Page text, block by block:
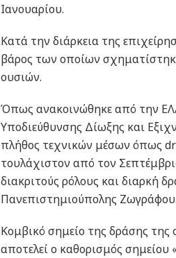
Ιανουαρίου.
Κατά την διάρκεια της
βάρος των οποίων
ουσιών.
Όπως ανακοινώθηκε από την
Υποδιεύθυνσης Δίωξης και
πλήθος τεχνικών μέσων όπως
τουλάχιστον από τον
διακριτούς ρόλους και διαρκή
Πανεπιστημιούπολης Ζωγράφου.
Κομβικό σημείο της δράσης
αποτελεί ο καθορισμός